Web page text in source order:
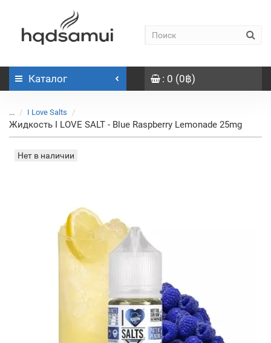
Каталог : 0 (0฿)
... I Love Salts
Жидкость I LOVE SALT - Blue Raspberry Lemonade 25mg
Нет в наличии